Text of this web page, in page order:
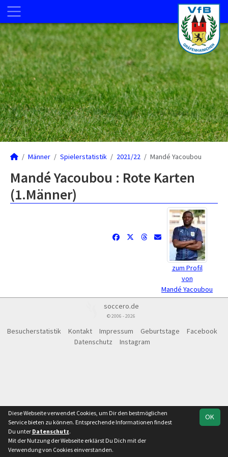
Männer Spielerstatistik 2021/22 Mandé Yacoubou
Mandé Yacoubou : Rote Karten
(1.Männer)
zum Profil
von
Mandé Yacoubou
soccero.de
© 2006 - 2026
Besucherstatistik Kontakt Impressum Geburtstage
Facebook
Datenschutz
Instagram
OK
Diese Webseite verwendet Cookies, um Dir den bestmöglichen
Service bieten zu können. Entsprechende Informationen findest
Du unter Datenschutz.
Mit der Nutzung der Webseite erklärst Du Dich mit der
Verwendung von Cookies einverstanden.